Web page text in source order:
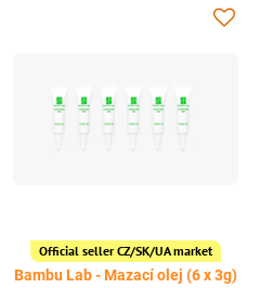
Official seller CZ/SK/UA market
Bambu Lab - Mazací olej (6 x 3g)